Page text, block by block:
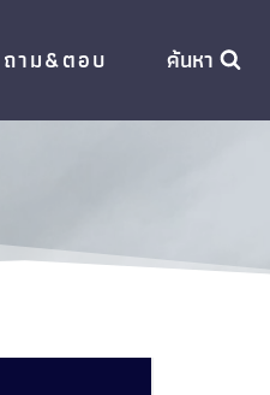
ถาม&ตอบ ค้นหา